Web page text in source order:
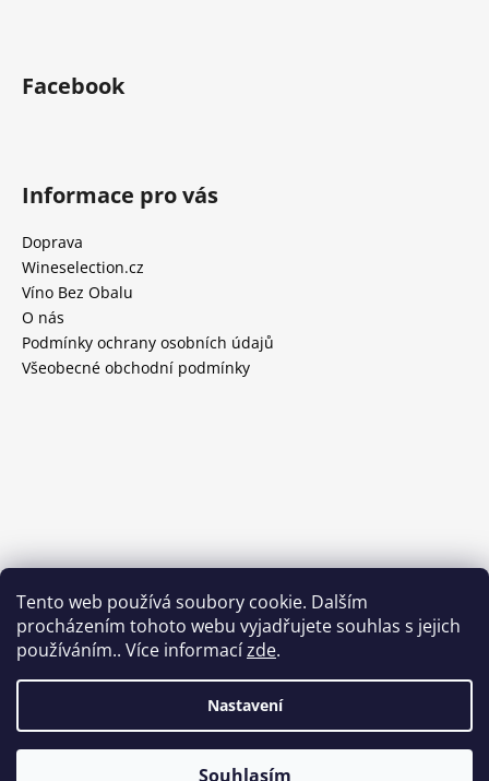
Tento web používá soubory cookie. Dalším
procházením tohoto webu vyjadřujete souhlas s jejich
používáním.. Více informacízde.
Nastavení
Souhlasím
Facebook
Informace pro vás
Doprava
Wineselection.cz
Víno Bez Obalu
O nás
Podmínky ochrany osobních údajů
Všeobecné obchodní podmínky
Wineselection. Všechna práva vyhrazena.